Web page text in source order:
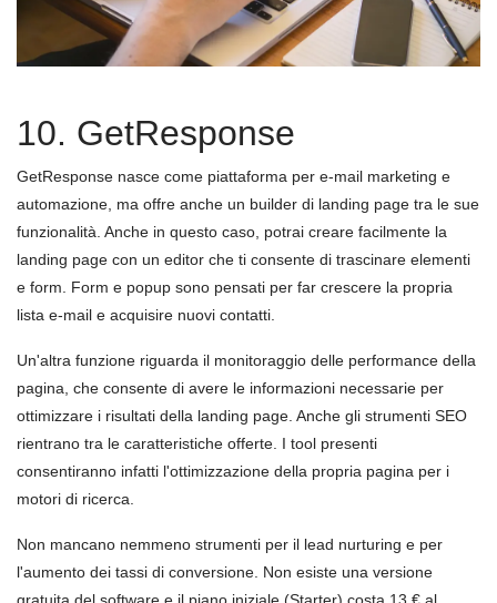
10. GetResponse
GetResponse nasce come piattaforma per e-mail marketing e
automazione, ma offre anche un builder di landing page tra le sue
funzionalità. Anche in questo caso, potrai creare facilmente la
landing page con un editor che ti consente di trascinare elementi
e form. Form e popup sono pensati per far crescere la propria
lista e-mail e acquisire nuovi contatti.
Un'altra funzione riguarda il monitoraggio delle performance della
pagina, che consente di avere le informazioni necessarie per
ottimizzare i risultati della landing page. Anche gli strumenti SEO
rientrano tra le caratteristiche offerte. I tool presenti
consentiranno infatti l'ottimizzazione della propria pagina per i
motori di ricerca.
Non mancano nemmeno strumenti per il lead nurturing e per
l'aumento dei tassi di conversione. Non esiste una versione